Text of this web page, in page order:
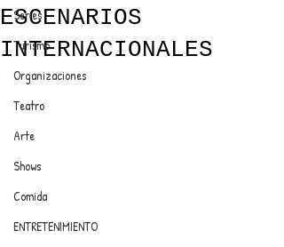
ANUNCIATE CON NOSOTROS
PARA MÁS INFORMACIÓN:
dinamicaseltrendytop@gmail.com
Series
Turismo
Organizaciones
Teatro
Arte
Shows
Comida
ENTRETENIMIENTO
ESCENARIOS
INTERNACIONALES